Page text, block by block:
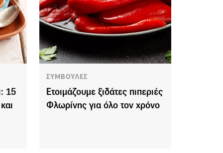
15
ΣΥΜΒΟΥΛΕΣ
Ετοιμάζουμε ξιδάτες πιπεριές
Φλωρίνης για όλο τον χρόνο